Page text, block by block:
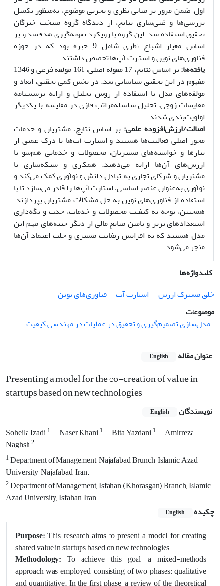
اول، ضمن مرور بر مبانی نظری و تجربی موضوع، به‌منظور تکمیل
بررسی‌ها و غنی‌سازی نتایج، از دیدگاه گروه منتخب خبرگان
تحقیق استفاده شد. این گروه با رویکرد نمونه‌گیری هدفمند و بر
اساس معیار اشباع نظری شامل 9 خبره بود که در حوزه
فناوری‌های نوین و استارت آپ‌ها تخصص داشتند.
یافته‌ها:
بر اساس نتایج، 17 مقوله اصلی، 161 مولفه فرعی و 1346
مفهوم در این تحقیق شناسایی شد. در بخش کمی تحقیق، ابعاد و
مولفه‌های مدل با استفاده از روش تحلیل و ارایه پرسشنامه
مقایسات زوجی، تحلیل سلسله‌مراتب فازی در مقایسه با یکدیگر
اولویت‌بندی شدند.
اصالت/ارزش‌افزوده علمی: بر اساس نتایج، مشتریان و خدمات
محور اصلی فعالیت‌ها هستند و استارت آپ‌ها با درک عمیق از
نیازها و خواسته‌های مشتریان، محصولات و خدماتی هم‌سو با
ارزش‌های آن‌ها ارایه می‌دهند. همکاری و شبکه‌سازی با
مشتریان و شرکای تجاری به تبادل دانش و نوآوری کمک می‌کند و
نوآوری به‌عنوان عنصر اساسی، استارت آپ‌ها را قادر می‌سازد تا با
استفاده از فناوری‌های نوین به حل مشکلات مشتریان بپردازند.
همچنین، توجه به کیفیت محصولات و خدمات، جذب و نگه‌داری
استعدادهای برتر و تامین منابع مالی از دیگر جنبه‌های مهم این
مدل هستند که به افزایش رضایت مشتری و جلب اعتماد آن‌ها
منجر می‌شود.
کلیدواژه‌ها
خلق مشترک ارزش
استارت آپ‌
فناوری‌های نوین
موضوعات
مدل‌سازی تصمیم‌گیری و تحقیق در عملیات در مهندسی کیفیت
عنوان مقاله English
Presenting a model for the co-creation of value in
startups based on new technologies
نویسندگان English
Soheila Izadi1 Naser Khani1 Bita Yazdani1
Amirreza
Naghsh2
1Department of Management, Najafabad Brunch, Islamic Azad
University, Najafabad, Iran.
2Department of Management, Isfahan (Khorasgan) Branch, Islamic
Azad University, Isfahan, Iran.
چکیده
English
Purpose:This research aims to present a model for creating
shared value in startups based on new technologies.
Methodology: To achieve this goal, a mixed-methods
approach was employed, consisting of two phases: qualitative
and quantitative. In the first phase, a review of the theoretical